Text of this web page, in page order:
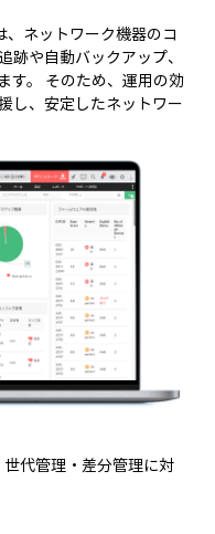
ネットワーク機器のコ
跡や自動バックアップ、
す。 そのため、運用の効
し、安定したネットワー
代管理・差分管理に対